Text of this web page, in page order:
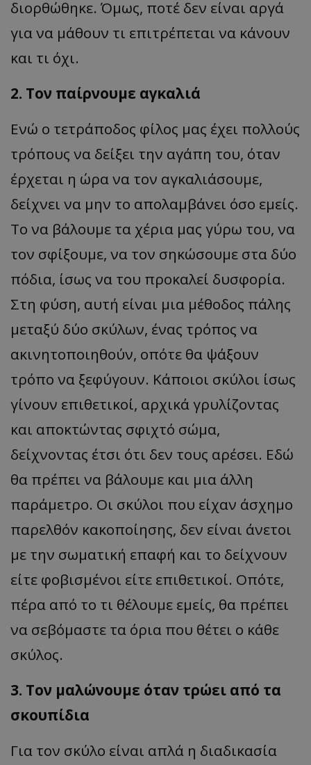
διορθώθηκε. Όμως, ποτέ δεν είναι αργά
για να μάθουν τι επιτρέπεται να κάνουν
και τι όχι.
2. Τον παίρνουμε αγκαλιά
Ενώ ο τετράποδος φίλος μας έχει πολλούς
τρόπους να δείξει την αγάπη του, όταν
έρχεται η ώρα να τον αγκαλιάσουμε,
δείχνει να μην το απολαμβάνει όσο εμείς.
Το να βάλουμε τα χέρια μας γύρω του, να
τον σφίξουμε, να τον σηκώσουμε στα δύο
πόδια, ίσως να του προκαλεί δυσφορία.
Στη φύση, αυτή είναι μια μέθοδος πάλης
μεταξύ δύο σκύλων, ένας τρόπος να
ακινητοποιηθούν, οπότε θα ψάξουν
τρόπο να ξεφύγουν. Κάποιοι σκύλοι ίσως
γίνουν επιθετικοί, αρχικά γρυλίζοντας
και αποκτώντας σφιχτό σώμα,
δείχνοντας έτσι ότι δεν τους αρέσει. Εδώ
θα πρέπει να βάλουμε και μια άλλη
παράμετρο. Οι σκύλοι που είχαν άσχημο
παρελθόν κακοποίησης, δεν είναι άνετοι
με την σωματική επαφή και το δείχνουν
είτε φοβισμένοι είτε επιθετικοί. Οπότε,
πέρα από το τι θέλουμε εμείς, θα πρέπει
να σεβόμαστε τα όρια που θέτει ο κάθε
σκύλος.
3. Τον μαλώνουμε όταν τρώει από τα
σκουπίδια
Για τον σκύλο είναι απλά η διαδικασία